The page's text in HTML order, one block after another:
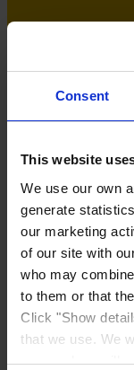
Consent
This website
We use our own
generate
our marketing
of our site with
who may
to them or that
Click "Show
that we use. We
use, and we will
Sweden